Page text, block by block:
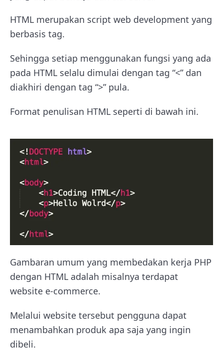
HTML merupakan script web development yang
berbasis tag.
Sehingga setiap menggunakan fungsi yang ada
pada HTML selalu dimulai dengan tag “<” dan
diakhiri dengan tag “>” pula.
Format penulisan HTML seperti di bawah ini.
Gambaran umum yang membedakan kerja PHP
dengan HTML adalah misalnya terdapat
website e-commerce.
Melalui website tersebut pengguna dapat
menambahkan produk apa saja yang ingin
dibeli.